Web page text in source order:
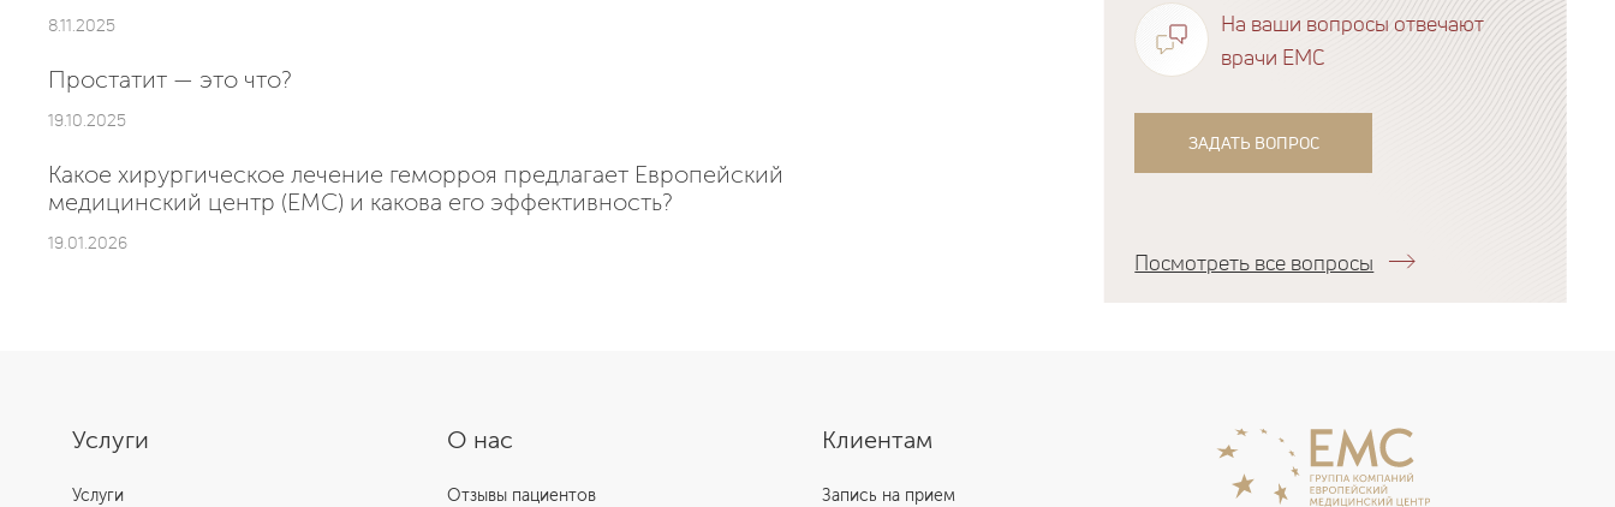
8.11.2025
Простатит — это что?
19.10.2025
Какое хирургическое лечение геморроя предлагает Европейский
медицинский центр (ЕМС) и какова его эффективность?
19.01.2026
На ваши вопросы отвечают
врачи EMC
ЗАДАТЬ ВОПРОС
Посмотреть все вопросы
О нас
Отзывы пациентов
Услуги
Услуги
Клиентам
Запись на прием